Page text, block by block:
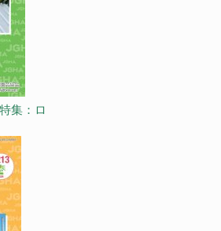
集：ロ